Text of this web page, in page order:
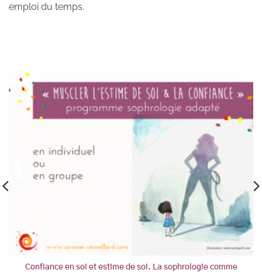
emploi du temps.
Confiance en soi et estime de soi. La sophrologie comme